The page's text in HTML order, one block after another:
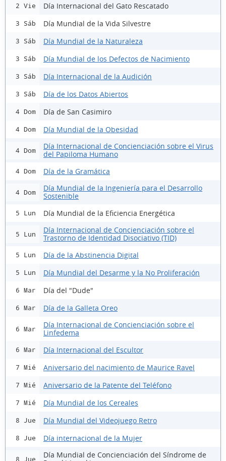
2 Vie Día Internacional del Gato Rescatado
3 Sáb Día Mundial de la Vida Silvestre
3 Sáb Día Mundial de la Naturaleza
3 Sáb Día Mundial de los Defectos de Nacimiento
3 Sáb Día Internacional de la Audición
3 Sáb Día de los Datos Abiertos
4 Dom Día de San Casimiro
4 Dom Día Mundial de la Obesidad
4 Dom
Día Internacional de Concienciación sobre el Virus
del Papiloma Humano
4 Dom Día de la Gramática
4 Dom
Día Mundial de la Ingeniería para el Desarrollo
Sostenible
5 Lun Día Mundial de la Eficiencia Energética
5 Lun
Día Internacional de Concienciación sobre el
Trastorno de Identidad Disociativo (TID)
5 Lun Día de la Abstinencia Digital
5 Lun Día Mundial del Desarme y la No Proliferación
6 Mar Día del "Dude"
6 Mar Día de la Galleta Oreo
6 Mar
Día Internacional de Concienciación sobre el
Linfedema
6 Mar Día Internacional del Escultor
7 Mié Aniversario del nacimiento de Maurice Ravel
7 Mié Aniversario de la Patente del Teléfono
7 Mié Día Mundial de los Cereales
8 Jue Día Mundial del Videojuego Retro
8 Jue Día internacional de la Mujer
8 Jue
Día Mundial de Concienciación del Síndrome de